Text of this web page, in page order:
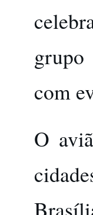
com
O